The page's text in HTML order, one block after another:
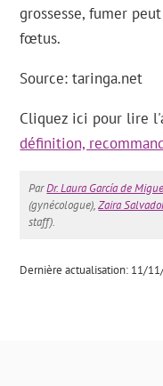
grossesse, fumer
fœtus.
Source: taringa.net
Cliquez ici pour lire
définition,
ParDr. Laura García de
(gynécologue),Zaira
staff).
Dernière actualisation: 11/